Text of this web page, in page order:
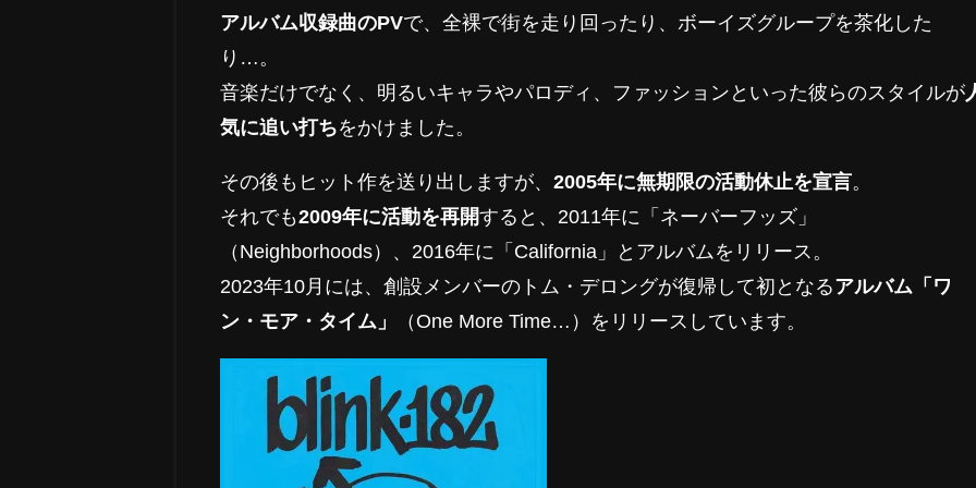
アルバム収録曲のPVで、全裸で街を走り回ったり、ボーイズグループを茶化した
り…。
音楽だけでなく、明るいキャラやパロディ、ファッションといった彼らのスタイルが
気に追い打ちをかけました。
その後もヒット作を送り出しますが、2005年に無期限の活動休止を宣言。
それでも2009年に活動を再開すると、2011年に「ネーバーフッズ」
（Neighborhoods）、2016年に「California」とアルバムをリリース。
2023年10月には、創設メンバーのトム・デロングが復帰して初となるアルバム「ワ
ン・モア・タイム」
（One More Time…）をリリースしています。